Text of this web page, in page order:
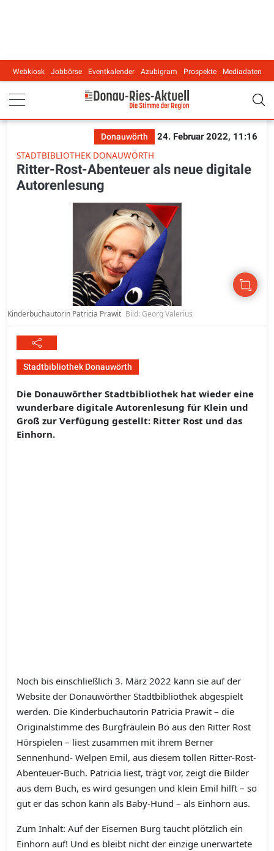
Main navigation
Webkiosk Jobbörse Eventkalender Azubigram Prospekte Mediadaten
Donauwörth
24. Februar 2022, 11:16
STADTBIBLIOTHEK DONAUWÖRTH
Ritter-Rost-Abenteuer als neue digitale
Autorenlesung
Kinderbuchautorin Patricia Prawit Bild: Georg Valerius
Stadtbibliothek Donauwörth
Die Donauwörther Stadtbibliothek hat wieder eine
wunderbare digitale Autorenlesung für Klein und
Groß zur Verfügung gestellt: Ritter Rost und das
Einhorn.
Noch bis einschließlich 3. März 2022 kann sie auf der
Website der Donauwörther Stadtbibliothek abgespielt
werden. Die Kinderbuchautorin Patricia Prawit – die
Originalstimme des Burgfräulein Bö aus den Ritter Rost
Hörspielen – liest zusammen mit ihrem Berner
Sennenhund- Welpen Emil, aus diesem tollen Ritter-Rost-
Abenteuer-Buch. Patricia liest, trägt vor, zeigt die Bilder
aus dem Buch, es wird gesungen und klein Emil hilft – so
gut er das schon kann als Baby-Hund – als Einhorn aus.
Zum Inhalt: Auf der Eisernen Burg taucht plötzlich ein
Einhorn auf! Und es bleibt nicht der einzige unerwartete